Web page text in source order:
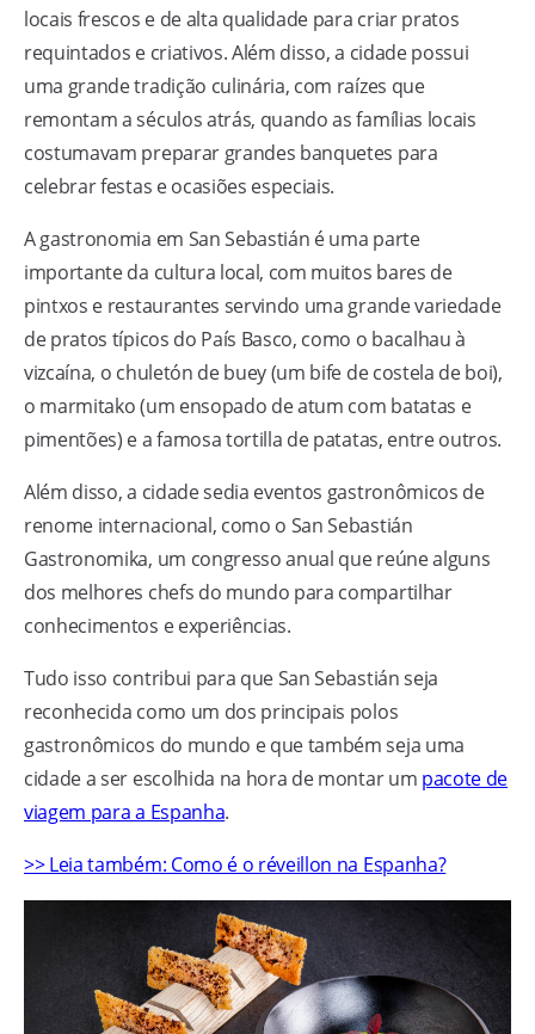
locais frescos e de alta qualidade para criar pratos
requintados e criativos. Além disso, a cidade possui
uma grande tradição culinária, com raízes que
remontam a séculos atrás, quando as famílias locais
costumavam preparar grandes banquetes para
celebrar festas e ocasiões especiais.
A gastronomia em San Sebastián é uma parte
importante da cultura local, com muitos bares de
pintxos e restaurantes servindo uma grande variedade
de pratos típicos do País Basco, como o bacalhau à
vizcaína, o chuletón de buey (um bife de costela de boi),
o marmitako (um ensopado de atum com batatas e
pimentões) e a famosa tortilla de patatas, entre outros.
Além disso, a cidade sedia eventos gastronômicos de
renome internacional, como o San Sebastián
Gastronomika, um congresso anual que reúne alguns
dos melhores chefs do mundo para compartilhar
conhecimentos e experiências.
Tudo isso contribui para que San Sebastián seja
reconhecida como um dos principais polos
gastronômicos do mundo e que também seja uma
cidade a ser escolhida na hora de montar um pacote de
viagem para a Espanha.
>> Leia também: Como é o réveillon na Espanha?